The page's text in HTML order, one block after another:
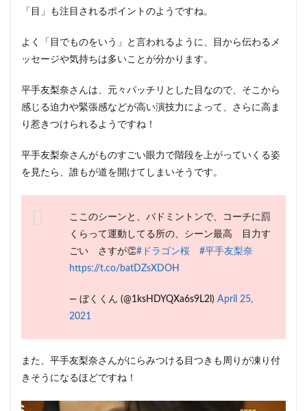
「目」も注目されるポイントのようですね。
よく「目でものをいう」と言われるように、目から伝わるメ
ッセージや気持ちは多いことが分かります。
平手友梨奈さんは、元々パッチリとした目なので、そこから
感じる迫力や緊張感などが高い演技力によって、さらに高ま
り惹きつけられるようですね！
平手友梨奈さんがものすごい眼力で階段を上がっていくる姿
を見たら、誰もが道を開けてしまいそうです。
ここのシーンと、バドミントンで、コーチに罰
くらって運動してる所の、シーン最高 目力す
ごい さすが👏#ドラゴン桜
#平手友梨奈
https://t.co/batDZsXDOH
— ぼくくん (@1ksHDYQXa6s9L2l) April 25,
2021
また、平手友梨奈さんがにらみつける目つきも周りが凍り付
きそうになるほどですね！